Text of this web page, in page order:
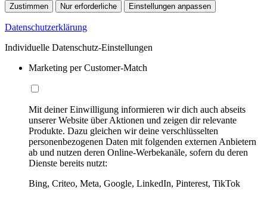
Zustimmen Nur erforderliche Einstellungen anpassen
Datenschutzerklärung
Individuelle Datenschutz-Einstellungen
Marketing per Customer-Match
Mit deiner Einwilligung informieren wir dich auch abseits
unserer Website über Aktionen und zeigen dir relevante
Produkte. Dazu gleichen wir deine verschlüsselten
personenbezogenen Daten mit folgenden externen Anbietern
ab und nutzen deren Online-Werbekanäle, sofern du deren
Dienste bereits nutzt:
Bing, Criteo, Meta, Google, LinkedIn, Pinterest, TikTok